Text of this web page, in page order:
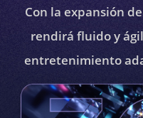
Con la expansión
rendirá fluido y
entretenimiento